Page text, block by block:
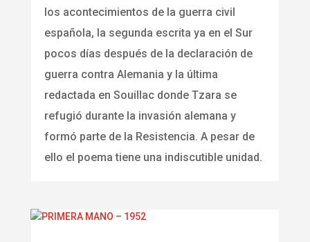
los acontecimientos de la guerra civil
española, la segunda escrita ya en el Sur
pocos días después de la declaración de
guerra contra Alemania y la última
redactada en Souillac donde Tzara se
refugió durante la invasión alemana y
formó parte de la Resistencia. A pesar de
ello el poema tiene una indiscutible unidad.